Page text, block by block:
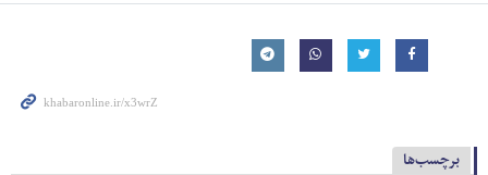
برچسب‌ها